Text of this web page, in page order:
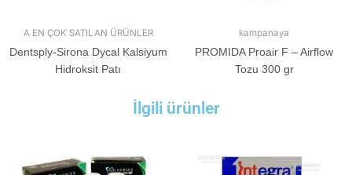
A EN ÇOK SATILAN ÜRÜNLER
Dentsply-Sirona Dycal Kalsiyum
Hidroksit Patı
kampanaya
PROMIDA Proair F – Airflow
Tozu 300 gr
İlgili ürünler